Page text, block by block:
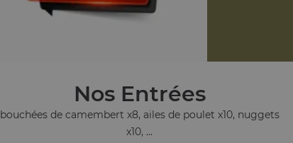
Nos Entrées
bouchées de camembert x8, ailes de poulet x10, nuggets
x10, ...